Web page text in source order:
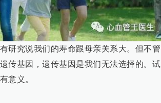
研究说我们的寿命跟母亲关系大。但不管
传基因，遗传基因是我们无法选择的。试
意义。